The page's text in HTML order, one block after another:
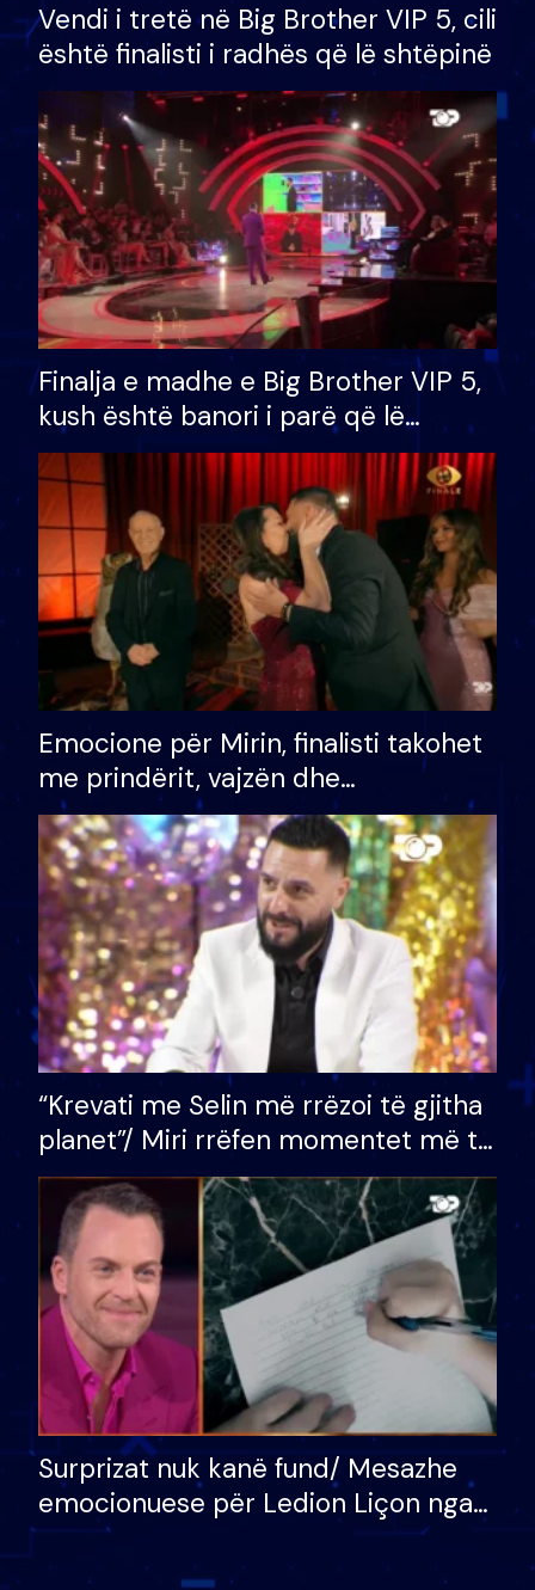
Vendi i tretë në Big Brother VIP 5, cili
është finalisti i radhës që lë shtëpinë
Finalja e madhe e Big Brother VIP 5,
kush është banori i parë që lë
shtëpinë dhe humb mundësinë për
të fituar çmimin e madh
Emocione për Mirin, finalisti takohet
me prindërit, vajzën dhe
bashkëshorten: S’kemi ndonjë letër
divorci apo jo?
“Krevati me Selin më rrëzoi të gjitha
planet”/ Miri rrëfen momentet më të
bukura në shtëpinë e BB VIP: Do më
mungojë zilja e mëngjesit kur…
Surprizat nuk kanë fund/ Mesazhe
emocionuese për Ledion Liçon nga
nëna dhe fëmijët e tij, moderatori
nuk i mban dot lotët: Nuk meritoj…